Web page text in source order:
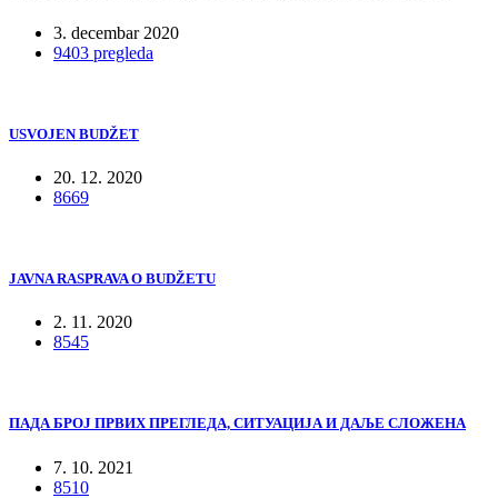
3. decembar 2020
9403 pregleda
USVOJEN BUDŽET
20. 12. 2020
8669
JAVNA RASPRAVA O BUDŽETU
2. 11. 2020
8545
ПАДА БРОЈ ПРВИХ ПРЕГЛЕДА, СИТУАЦИЈА И ДАЉЕ СЛОЖЕНА
7. 10. 2021
8510